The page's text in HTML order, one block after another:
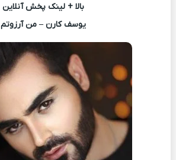
بالا + لینک پخش آنلاین
یوسف کارن – من آرزوتم